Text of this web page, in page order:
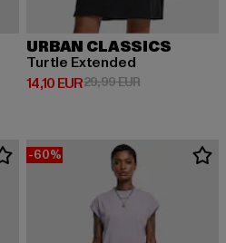
29,99 EUR
URBAN CLASSICS
Turtle Extended
14,10 EUR
Derzeitiger Preis: 14,10 EUR
29,99 EURAktionspreis:
-60%